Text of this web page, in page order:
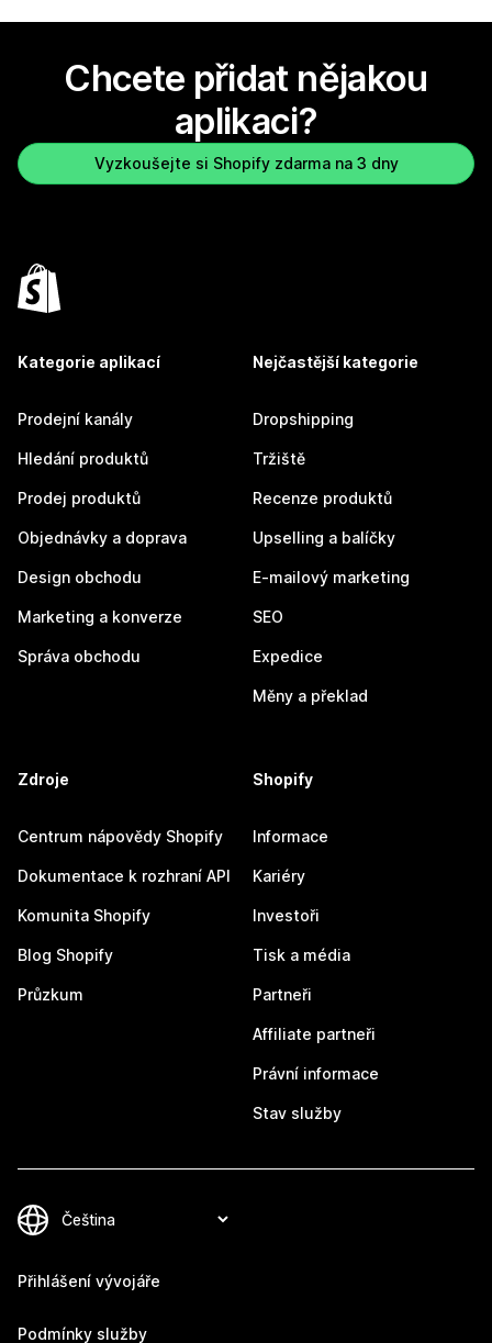
Chcete přidat nějakou
aplikaci?
Vyzkoušejte si Shopify zdarma na 3 dny
Kategorie aplikací
Prodejní kanály
Hledání produktů
Prodej produktů
Objednávky a doprava
Design obchodu
Marketing a konverze
Správa obchodu
Nejčastější kategorie
Dropshipping
Tržiště
Recenze produktů
Upselling a balíčky
E-mailový marketing
SEO
Expedice
Měny a překlad
Zdroje
Centrum nápovědy Shopify
Dokumentace k rozhraní API
Komunita Shopify
Blog Shopify
Průzkum
Shopify
Informace
Kariéry
Investoři
Tisk a média
Partneři
Affiliate partneři
Právní informace
Stav služby
Přihlášení vývojáře
Podmínky služby